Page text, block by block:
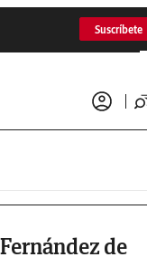
Suscríbete
de